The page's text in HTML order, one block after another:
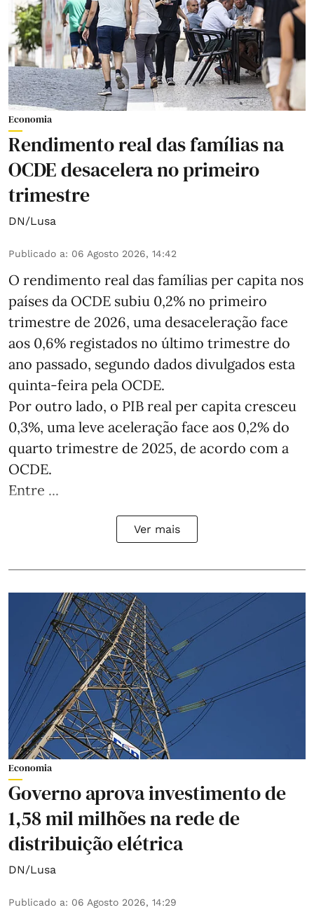
Economia
Rendimento real das famílias na
OCDE desacelera no primeiro
trimestre
DN/Lusa
Publicado a: 06 Agosto 2026, 14:42
O rendimento real das famílias per capita nos
países da OCDE subiu 0,2% no primeiro
trimestre de 2026, uma desaceleração face
aos 0,6% registados no último trimestre do
ano passado, segundo dados divulgados esta
quinta-feira pela OCDE.
Por outro lado, o PIB real per capita cresceu
0,3%, uma leve aceleração face aos 0,2% do
quarto trimestre de 2025, de acordo com a
OCDE.
Entre ...
Ver mais
Economia
Governo aprova investimento de
1,58 mil milhões na rede de
distribuição elétrica
DN/Lusa
Publicado a: 06 Agosto 2026, 14:29